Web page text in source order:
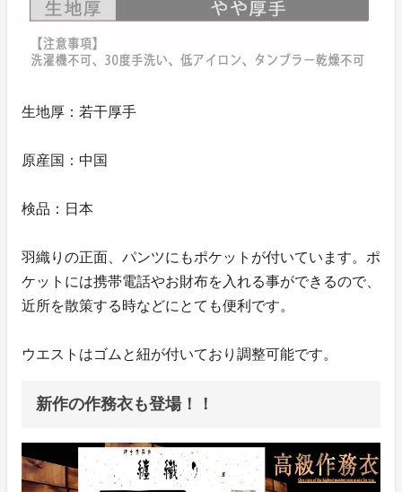
生地厚：若干厚手
原産国：中国
検品：日本
羽織りの正面、パンツにもポケットが付いています。ポ
ケットには携帯電話やお財布を入れる事ができるので、
近所を散策する時などにとても便利です。
ウエストはゴムと紐が付いており調整可能です。
新作の作務衣も登場！！